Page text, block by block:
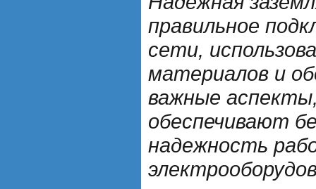
правильное
сети,
материалов и
важные
обеспечивают
надежность